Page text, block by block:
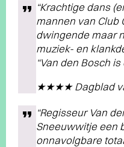
“Krachtige dans
mannen van Club
dwingende maar
muziek- en
“Van den Bosch
★★★★ Dagblad
“Regisseur Van
Sneeuwwitje een
onnavolgbare